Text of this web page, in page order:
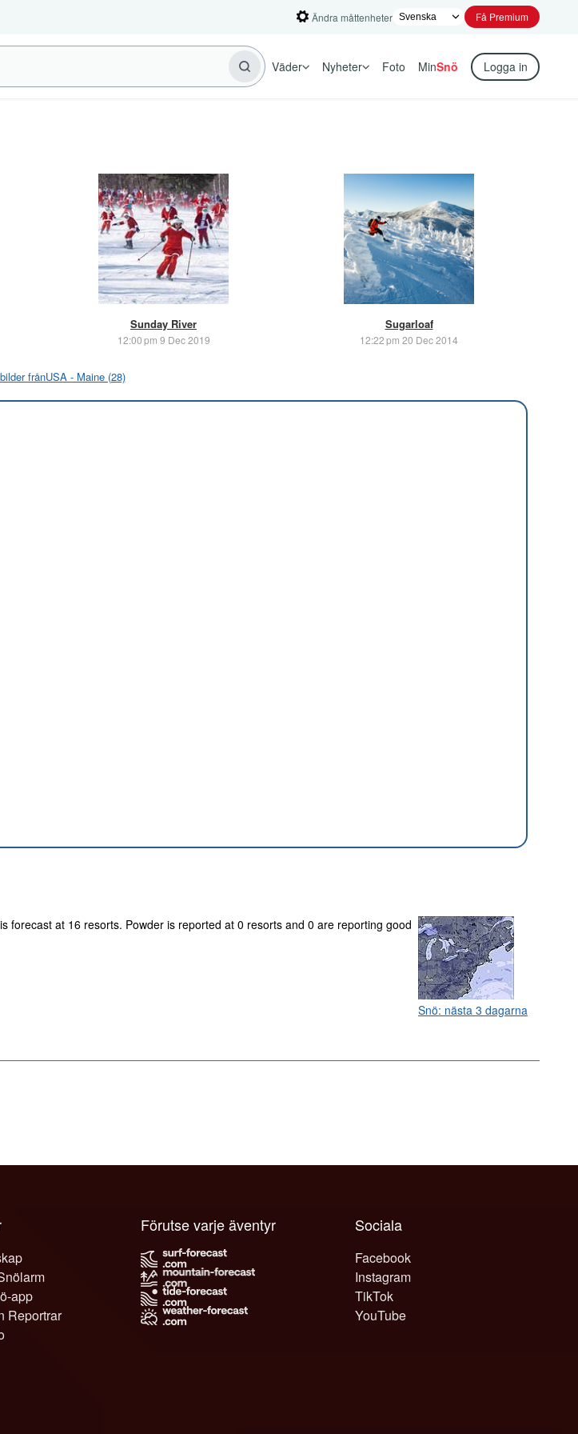
Ändra måttenheter Få Premium
Väder Nyheter Foto MinSnö Logga in
Sunday River
12:00 pm 9 Dec 2019
Sugarloaf
12:22 pm 20 Dec 2014
frånUSA - Maine (28)
Snö: nästa 3 dagarna
forecast at 16 resorts. Powder is reported at 0 resorts and 0 are reporting good
app
Reportrar
Sociala
Facebook
Instagram
TikTok
YouTube
Förutse varje äventyr